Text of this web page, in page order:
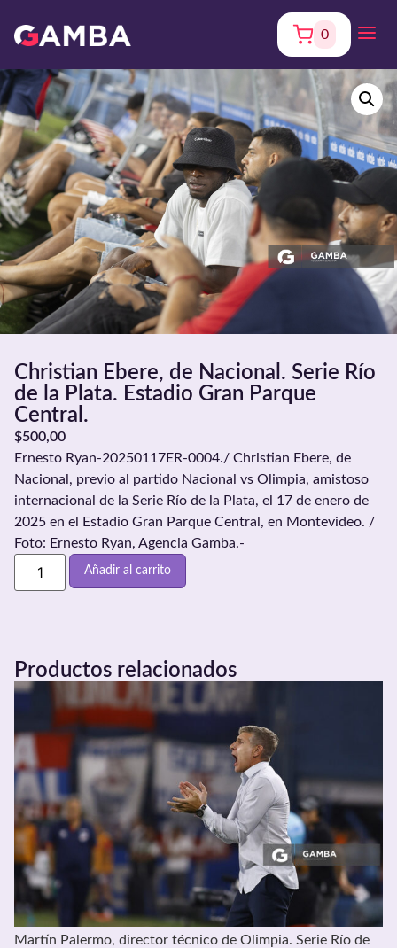
0
Christian Ebere, de Nacional. Serie Río
de la Plata. Estadio Gran Parque
Central.
$500,00
Ernesto Ryan-20250117ER-0004./ Christian Ebere, de
Nacional, previo al partido Nacional vs Olimpia, amistoso
internacional de la Serie Río de la Plata, el 17 de enero de
2025 en el Estadio Gran Parque Central, en Montevideo. /
Foto: Ernesto Ryan, Agencia Gamba.-
Añadir al carrito
Productos relacionados
Martín Palermo, director técnico de Olimpia. Serie Río de